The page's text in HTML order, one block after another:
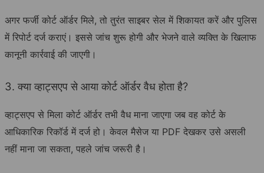
अगर फर्जी कोर्ट ऑर्डर मिले, तो तुरंत साइबर सेल में शिकायत करें और पुलिस
में रिपोर्ट दर्ज कराएं। इससे जांच शुरू होगी और भेजने वाले व्यक्ति के खिलाफ
कानूनी कार्रवाई की जाएगी।
3. क्या व्हाट्सएप से आया कोर्ट ऑर्डर वैध होता है?
व्हाट्सएप से मिला कोर्ट ऑर्डर तभी वैध माना जाएगा जब वह कोर्ट के
आधिकारिक रिकॉर्ड में दर्ज हो। केवल मैसेज या PDF देखकर उसे असली
नहीं माना जा सकता, पहले जांच जरूरी है।